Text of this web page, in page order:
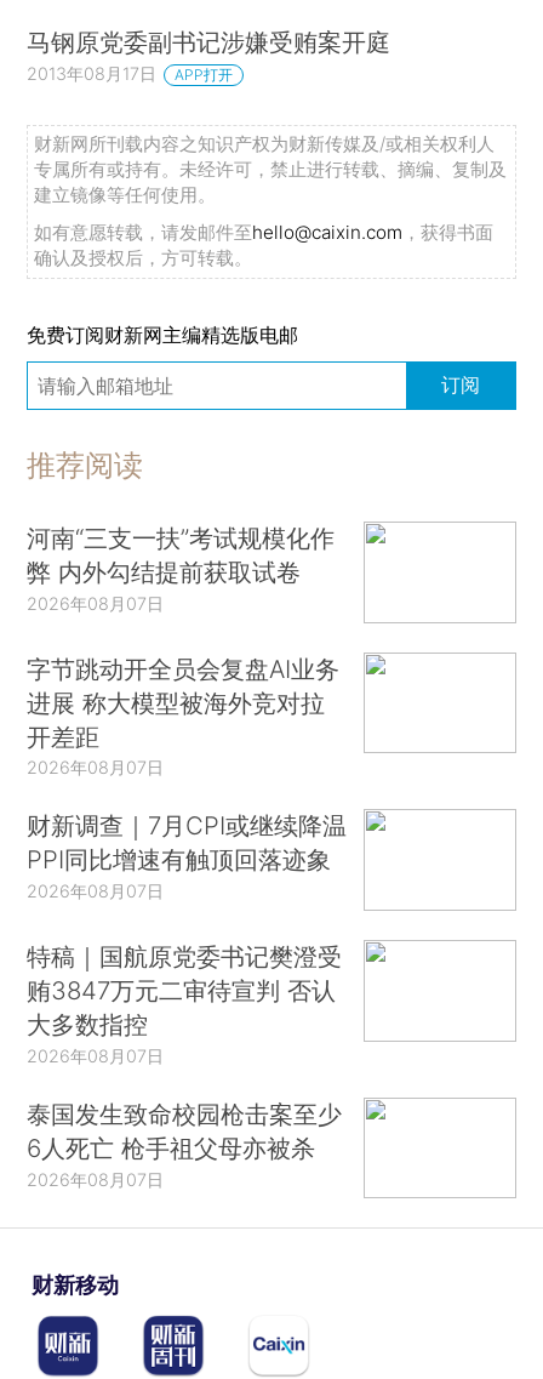
马钢原党委副书记涉嫌受贿案开庭
2013年08月17日 APP打开
财新网所刊载内容之知识产权为财新传媒及/或相关权利人
专属所有或持有。未经许可，禁止进行转载、摘编、复制及
建立镜像等任何使用。
如有意愿转载，请发邮件至hello@caixin.com ，获得书面
确认及授权后，方可转载。
免费订阅财新网主编精选版电邮
订阅
推荐阅读
河南“三支一扶”考试规模化作
弊 内外勾结提前获取试卷
2026年08月07日
字节跳动开全员会复盘AI业务
进展 称大模型被海外竞对拉
开差距
2026年08月07日
财新调查｜7月CPI或继续降温
PPI同比增速有触顶回落迹象
2026年08月07日
特稿｜国航原党委书记樊澄受
贿3847万元二审待宣判 否认
大多数指控
2026年08月07日
泰国发生致命校园枪击案至少
6人死亡 枪手祖父母亦被杀
2026年08月07日
财新移动